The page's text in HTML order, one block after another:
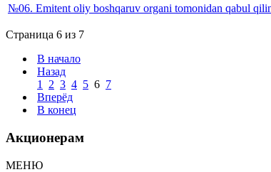
№06. Emitent oliy boshqaruv organi tomonidan qabul
Страница 6 из 7
В начало
Назад
1
2 3 4 5 6 7
Вперёд
В конец
Акционерам
МЕНЮ